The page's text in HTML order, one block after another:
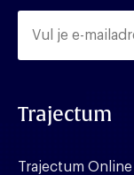
Trajectum
Trajectum